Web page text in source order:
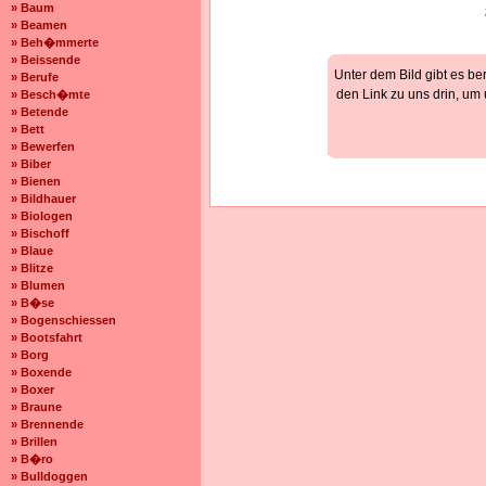
» Baum
» Beamen
» Beh�mmerte
» Beissende
» Berufe
» Besch�mte
» Betende
» Bett
» Bewerfen
» Biber
» Bienen
» Bildhauer
» Biologen
» Bischoff
» Blaue
» Blitze
» Blumen
» B�se
» Bogenschiessen
» Bootsfahrt
» Borg
» Boxende
» Boxer
» Braune
» Brennende
» Brillen
» B�ro
» Bulldoggen
Unter dem Bild gibt es
den Link zu uns drin,